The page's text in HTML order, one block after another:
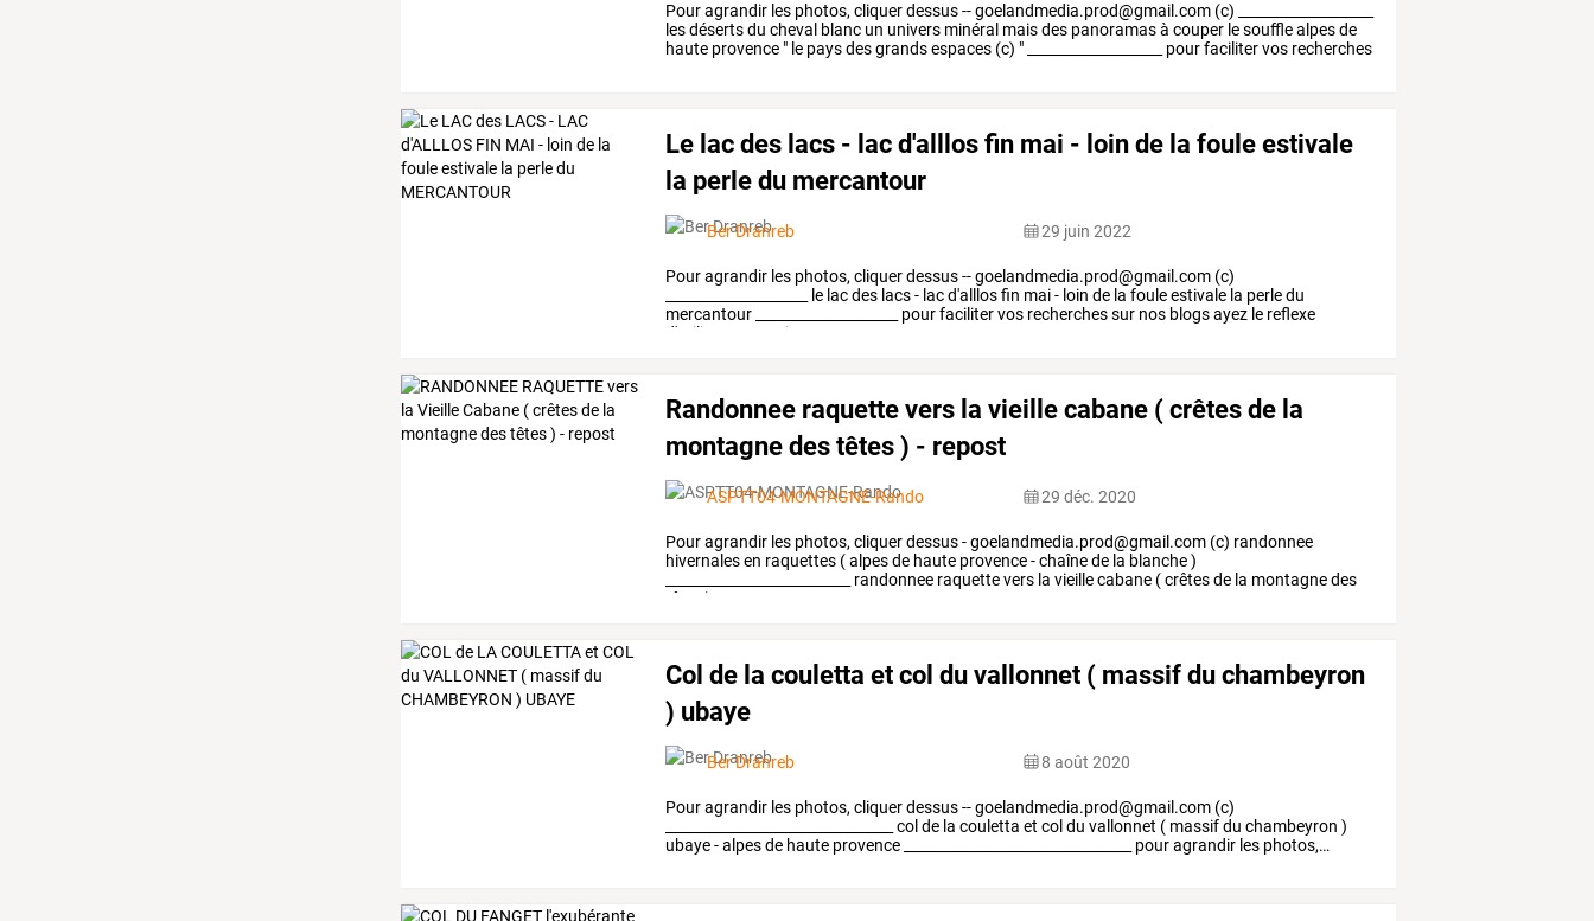
Pouragrandir les photos,cliquerdessus--goelandmedia.prod@gmail.com (c)
lesdésertsdu cheval blanc un univers minéral maisdes panoramasà couper lesoufflealpesde
haute provence " le paysdesgrandsespaces (c) " pourfacilitervos recherches
Le lac des lacs - lac d'alllos fin mai - loin de la foule estivale
la perle du mercantour
Ber Dranreb 29 juin 2022
Pouragrandir les photos, cliquerdessus--goelandmedia.prod@gmail.com (c)
le lacdes lacs- lacd'alllosfin mai- loin de la fouleestivale la perledu
mercantour
pourfacilitervos recherchessur nos blogsayez le reflexe
d'utiliser
sommaires
Randonnee raquette vers la vieille cabane ( crêtes de la
montagne des têtes ) - repost
ASPTT04-MONTAGNE-Rando 29 déc. 2020
Pouragrandir les photos, cliquerdessus-goelandmedia.prod@gmail.com (c) randonnee
hivernalesen raquettes (alpesde haute provence-chaînede la blanche)
randonnee raquettevers la vieillecabane (crêtesde la montagnedes
têtes
)
Col de la couletta et col du vallonnet ( massif du chambeyron
) ubaye
Ber Dranreb 8 août 2020
Pouragrandir les photos, cliquerdessus--goelandmedia.prod@gmail.com (c)
col de la couletta et col du vallonnet ( massifdu chambeyron )
ubaye-alpesde haute provence pouragrandir les photos,…